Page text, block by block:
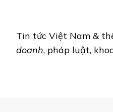
Tin tức Việt Nam &
doanh, pháp luật,